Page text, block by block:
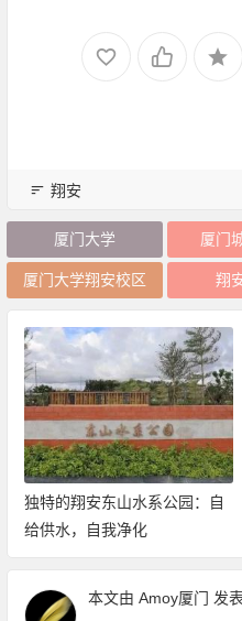
翔安
厦门大学 厦门
厦门大学翔安校区 翔
独特的翔安东山水系公园：自
给供水，自我净化
本文由 Amoy厦门 发